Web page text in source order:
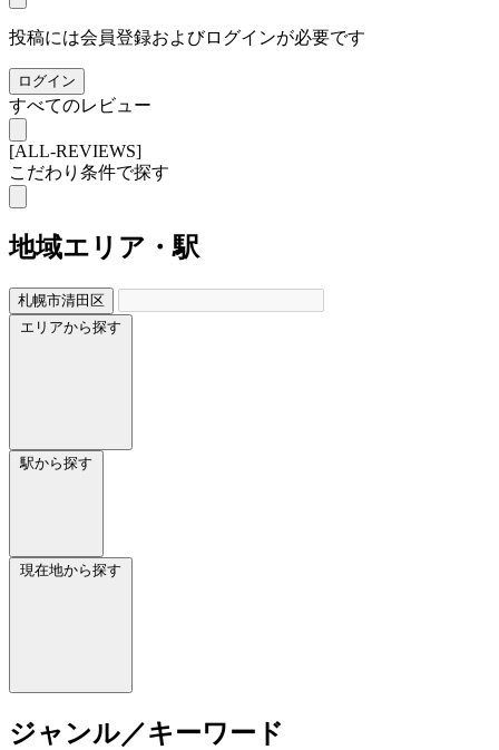
投稿には会員登録およびログインが必要です
ログイン
すべてのレビュー
[ALL-REVIEWS]
こだわり条件で探す
地域エリア・駅
札幌市清田区
エリアから探す
駅から探す
現在地から探す
ジャンル／キーワード